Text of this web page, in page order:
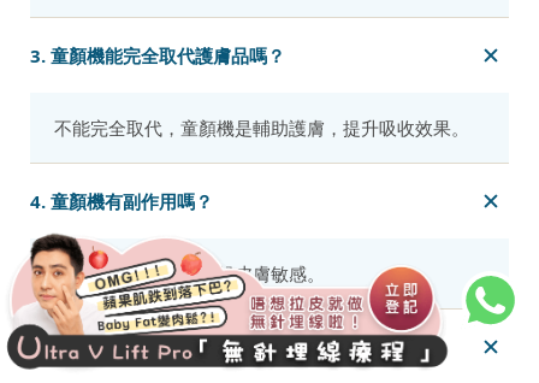
3. 童顏機能完全取代護膚品嗎？
不能完全取代，童顏機是輔助護膚，提升吸收效果。
4. 童顏機有副作用嗎？
若使用不當，可能引起皮膚敏感。
5. 童顏機的效果可以維持多久？